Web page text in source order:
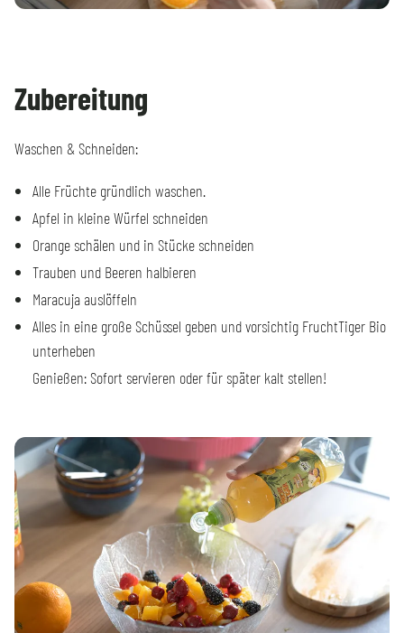
Zubereitung
Waschen & Schneiden:
Alle Früchte gründlich waschen.
Apfel in kleine Würfel schneiden
Orange schälen und in Stücke schneiden
Trauben und Beeren halbieren
Maracuja auslöffeln
Alles in eine große Schüssel geben und vorsichtig FruchtTiger Bio
unterheben
Genießen: Sofort servieren oder für später kalt stellen!